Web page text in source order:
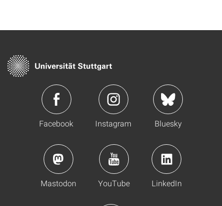
Facebook Instagram Bluesky
Mastodon YouTube LinkedIn